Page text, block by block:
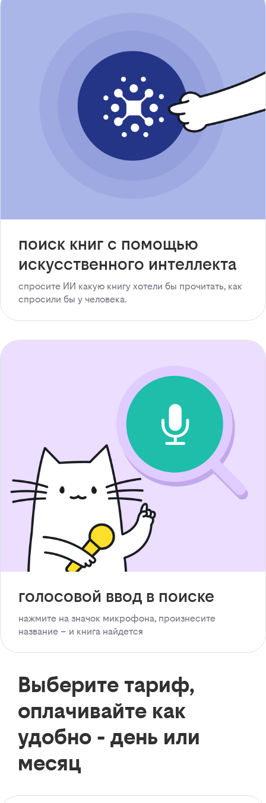
поиск книг с помощью
искусственного интеллекта
спросите ИИ какую книгу хотели бы прочитать, как
спросили бы у человека.
голосовой ввод в поиске
нажмите на значок микрофона, произнесите
название – и книга найдется
Выберите тариф,
оплачивайте как
удобно - день или
месяц